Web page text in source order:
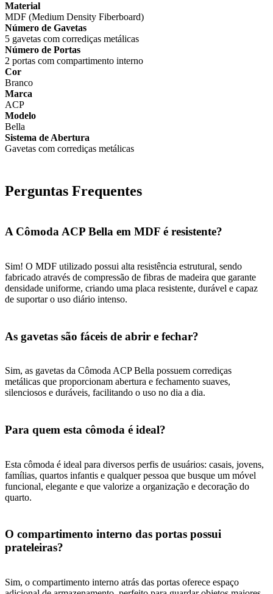
Material
MDF (Medium Density Fiberboard)
Número de Gavetas
5 gavetas com corrediças metálicas
Número de Portas
2 portas com compartimento interno
Cor
Branco
Marca
ACP
Modelo
Bella
Sistema de Abertura
Gavetas com corrediças metálicas
Perguntas Frequentes
A Cômoda ACP Bella em MDF é resistente?
Sim! O MDF utilizado possui alta resistência estrutural, sendo
fabricado através de compressão de fibras de madeira que garante
densidade uniforme, criando uma placa resistente, durável e capaz
de suportar o uso diário intenso.
As gavetas são fáceis de abrir e fechar?
Sim, as gavetas da Cômoda ACP Bella possuem corrediças
metálicas que proporcionam abertura e fechamento suaves,
silenciosos e duráveis, facilitando o uso no dia a dia.
Para quem esta cômoda é ideal?
Esta cômoda é ideal para diversos perfis de usuários: casais, jovens,
famílias, quartos infantis e qualquer pessoa que busque um móvel
funcional, elegante e que valorize a organização e decoração do
quarto.
O compartimento interno das portas possui
prateleiras?
Sim, o compartimento interno atrás das portas oferece espaço